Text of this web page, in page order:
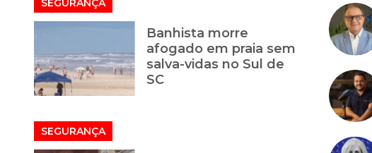
SEGURANÇA
Banhista morre
afogado em praia sem
salva-vidas no Sul de
SC
SEGURANÇA